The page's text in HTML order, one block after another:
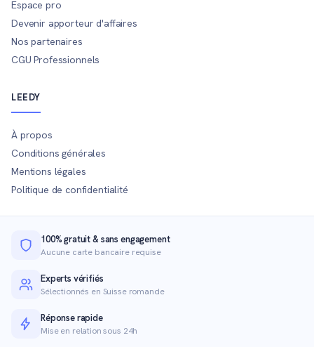
Espace pro
Devenir apporteur d'affaires
Nos partenaires
CGU Professionnels
LEEDY
À propos
Conditions générales
Mentions légales
Politique de confidentialité
100% gratuit & sans engagement
Aucune carte bancaire requise
Experts vérifiés
Sélectionnés en Suisse romande
Réponse rapide
Mise en relation sous 24h